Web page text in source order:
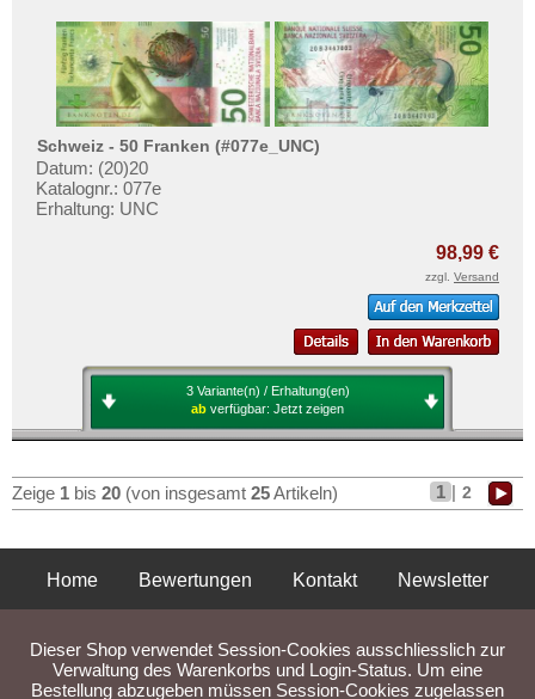
Schweiz - 50 Franken (#077e_UNC)
Datum: (20)20
Katalognr.: 077e
Erhaltung: UNC
98,99 €
zzgl. Versand
3 Variante(n) / Erhaltung(en)
ab verfügbar: Jetzt zeigen
Zeige 1 bis 20 (von insgesamt 25Artikeln) 1 | 2
Home Bewertungen Kontakt
Newsletter
Liefer- und Versandkosten
Dieser Shop verwendet Session-Cookies ausschliesslich zur
Verwaltung des Warenkorbs und Login-Status. Um eine
Bestellung abzugeben müssen Session-Cookies zugelassen